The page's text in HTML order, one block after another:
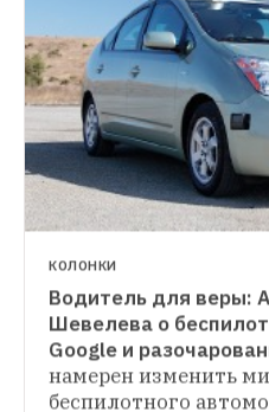
КАК НА ЛАДОНИ
18 приложений для
от людейThe Village
выживания из 18
КОЛОНКИ
Водитель для веры:
Шевелева о
Google и
намерен изменить
беспилотного